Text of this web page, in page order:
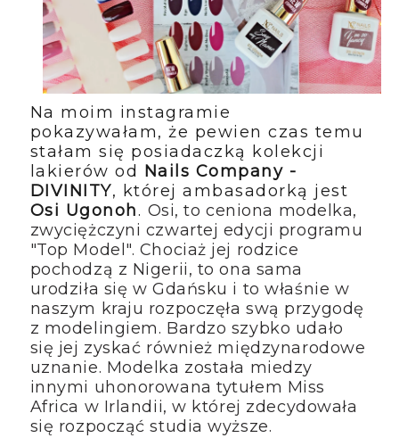
Na moim instagramie
pokazywałam, że pewien czas temu
stałam się posiadaczką kolekcji
lakierów od Nails Company -
DIVINITY, której ambasadorką jest
Osi Ugonoh. Osi, to ceniona modelka,
zwyciężczyni czwartej edycji programu
"Top Model". Chociaż jej rodzice
pochodzą z Nigerii, to ona sama
urodziła się w Gdańsku i to właśnie w
naszym kraju rozpoczęła swą przygodę
z modelingiem. Bardzo szybko udało
się jej zyskać również międzynarodowe
uznanie. Modelka została miedzy
innymi uhonorowana tytułem Miss
Africa w Irlandii, w której zdecydowała
się rozpocząć studia wyższe.